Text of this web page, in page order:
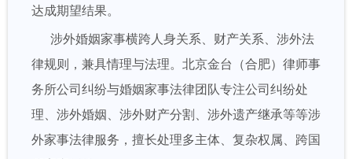
达成期望结果。
涉外婚姻家事横跨人身关系、财产关系、涉外法
律规则，兼具情理与法理。北京金台（合肥）律师事
务所公司纠纷与婚姻家事法律团队专注公司纠纷处
理、涉外婚姻、涉外财产分割、涉外遗产继承等等涉
外家事法律服务，擅长处理多主体、复杂权属、跨国